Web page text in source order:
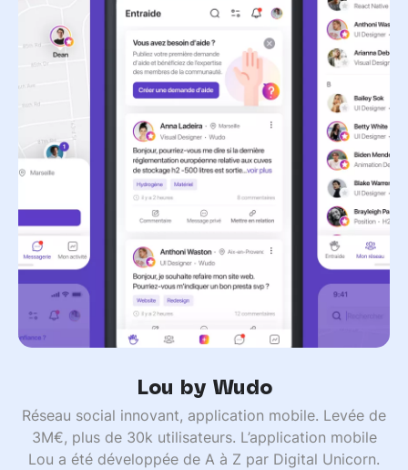
Lou by Wudo
Réseau social innovant, application mobile. Levée de
3M€, plus de 30k utilisateurs. L’application mobile
Lou a été développée de A à Z par Digital Unicorn.